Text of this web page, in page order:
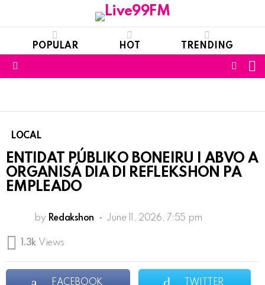
POPULAR HOT TRENDING
LOCAL
ENTIDAT PÚBLIKO BONEIRU I ABVO A
ORGANISÁ DIA DI REFLEKSHON PA
EMPLEADO
by Redakshon June 11, 2026, 7:55 pm
1.3k Views
FACEBOOK TWITTER